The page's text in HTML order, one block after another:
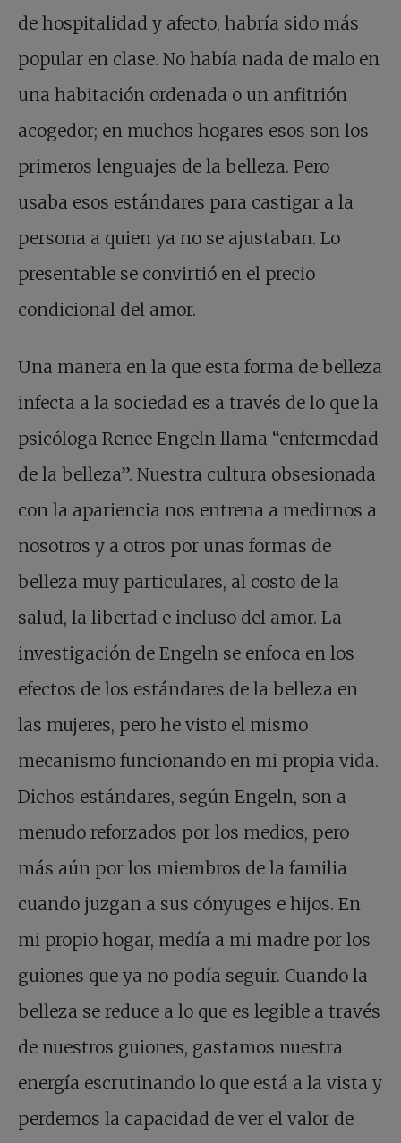
de hospitalidad y afecto, habría sido más
popular en clase. No había nada de malo en
una habitación ordenada o un anfitrión
acogedor; en muchos hogares esos son los
primeros lenguajes de la belleza. Pero
usaba esos estándares para castigar a la
persona a quien ya no se ajustaban. Lo
presentable se convirtió en el precio
condicional del amor.
Una manera en la que esta forma de belleza
infecta a la sociedad es a través de lo que la
psicóloga Renee Engeln llama “enfermedad
de la belleza”. Nuestra cultura obsesionada
con la apariencia nos entrena a medirnos a
nosotros y a otros por unas formas de
belleza muy particulares, al costo de la
salud, la libertad e incluso del amor. La
investigación de Engeln se enfoca en los
efectos de los estándares de la belleza en
las mujeres, pero he visto el mismo
mecanismo funcionando en mi propia vida.
Dichos estándares, según Engeln, son a
menudo reforzados por los medios, pero
más aún por los miembros de la familia
cuando juzgan a sus cónyuges e hijos. En
mi propio hogar, medía a mi madre por los
guiones que ya no podía seguir. Cuando la
belleza se reduce a lo que es legible a través
de nuestros guiones, gastamos nuestra
energía escrutinando lo que está a la vista y
perdemos la capacidad de ver el valor de